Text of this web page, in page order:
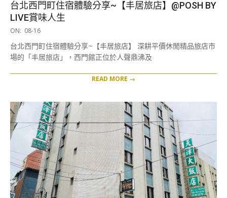
台北西門町住宿體驗分享~【丰居旅店】@POSH BY
LIVE賞味人生
2021-
16
ON: 08-16
台北西門町住宿體驗分享~【丰居旅店】 深耕平價休閒精品旅店市
場的「丰居旅店」，西門館正位於人聲鼎沸及
READ MORE →